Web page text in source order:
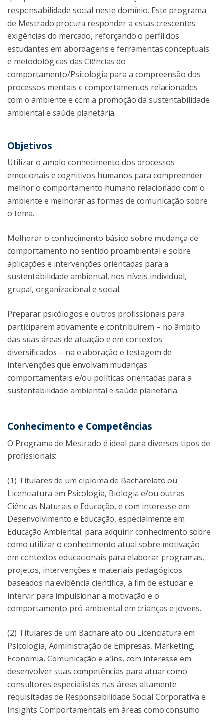
responsabilidade social neste domínio. Este programa
de Mestrado procura responder a estas crescentes
exigências do mercado, reforçando o perfil dos
estudantes em abordagens e ferramentas conceptuais
e metodológicas das Ciências do
comportamento/Psicologia para a compreensão dos
processos mentais e comportamentos relacionados
com o ambiente e com a promoção da sustentabilidade
ambiental e saúde planetária.
Objetivos
Utilizar o amplo conhecimento dos processos
emocionais e cognitivos humanos para compreender
melhor o comportamento humano relacionado com o
ambiente e melhorar as formas de comunicação sobre
o tema.
Melhorar o conhecimento básico sobre mudança de
comportamento no sentido proambiental e sobre
aplicações e intervenções orientadas para a
sustentabilidade ambiental, nos níveis individual,
grupal, organizacional e social.
Preparar psicólogos e outros profissionais para
participarem ativamente e contribuirem – no âmbito
das suas áreas de atuação e em contextos
diversificados – na elaboração e testagem de
intervenções que envolvam mudanças
comportamentais e/ou políticas orientadas para a
sustentabilidade ambiental e saúde planetária.
Conhecimento e Competências
O Programa de Mestrado é ideal para diversos tipos de
profissionais:
(1) Titulares de um diploma de Bacharelato ou
Licenciatura em Psicologia, Biologia e/ou outras
Ciências Naturais e Educação, e com interesse em
Desenvolvimento e Educação, especialmente em
Educação Ambiental, para adquirir conhecimento sobre
como utilizar o conhecimento atual sobre motivação
em contextos educacionais para elaborar programas,
projetos, intervenções e materiais pedagógicos
baseados na evidência científica, a fim de estudar e
intervir para impulsionar a motivação e o
comportamento pró-ambiental em crianças e jovens.
(2) Titulares de um Bacharelato ou Licenciatura em
Psicologia, Administração de Empresas, Marketing,
Economia, Comunicação e afins, com interesse em
desenvolver suas competências para atuar como
consultores especialistas nas áreas altamente
requisitadas de Responsabilidade Social Corporativa e
Insights Comportamentais em áreas como consumo